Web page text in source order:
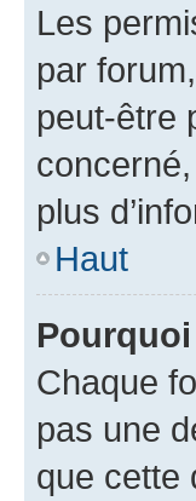
Les
par
peut-être
plus
Haut
Chaque
pas une
que cette